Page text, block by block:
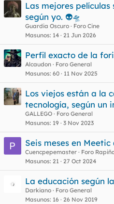
Las mejores
según yo. 👽🛸
Guardia Oscuro
Foro Cine
Masunos 14 21 Jun 2026
Perfil exacto de la
Alcaudon
Foro General
Masunos 60 11 Nov 2025
Los viejos están a la
tecnología, según un
GALLEGO
Foro General
Masunos 19 3 Nov 2023
Seis meses en Meetic
Cuencpepemaster
Foro
Masunos 21 27 Oct 2024
La educación según
Darkiano
Foro General
Masunos 16 26 Nov 2019